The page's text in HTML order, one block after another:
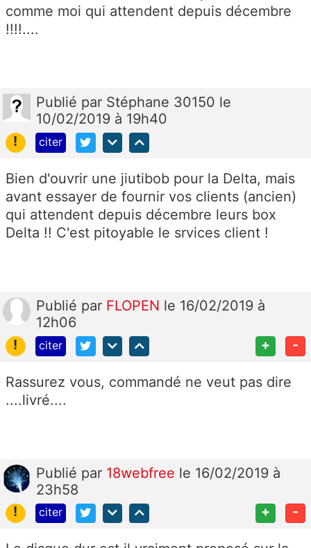
comme moi qui attendent depuis décembre
!!!!....
Publié par Stéphane 30150 le
10/02/2019 à 19h40
!
citer
Bien d'ouvrir une jiutibob pour la Delta, mais
avant essayer de fournir vos clients (ancien)
qui attendent depuis décembre leurs box
Delta !! C'est pitoyable le srvices client !
Publié par FLOPEN le 16/02/2019 à
12h06
!
citer + -
Rassurez vous, commandé ne veut pas dire
....livré....
Publié par 18webfree le 16/02/2019 à
23h58
!
citer + -